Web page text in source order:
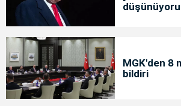
MGK'den 8
bildiri